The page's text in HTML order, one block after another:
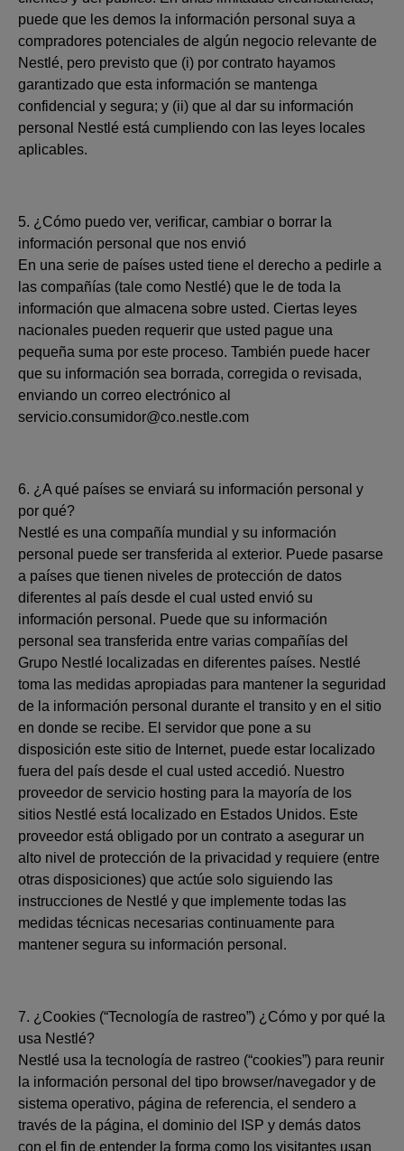
puede que les demos la información personal suya a
compradores potenciales de algún negocio relevante de
Nestlé, pero previsto que (i) por contrato hayamos
garantizado que esta información se mantenga
confidencial y segura; y (ii) que al dar su información
personal Nestlé está cumpliendo con las leyes locales
aplicables.
5. ¿Cómo puedo ver, verificar, cambiar o borrar la
información personal que nos envió
En una serie de países usted tiene el derecho a pedirle a
las compañías (tale como Nestlé) que le de toda la
información que almacena sobre usted. Ciertas leyes
nacionales pueden requerir que usted pague una
pequeña suma por este proceso. También puede hacer
que su información sea borrada, corregida o revisada,
enviando un correo electrónico al
servicio.consumidor@co.nestle.com
6. ¿A qué países se enviará su información personal y
por qué?
Nestlé es una compañía mundial y su información
personal puede ser transferida al exterior. Puede pasarse
a países que tienen niveles de protección de datos
diferentes al país desde el cual usted envió su
información personal. Puede que su información
personal sea transferida entre varias compañías del
Grupo Nestlé localizadas en diferentes países. Nestlé
toma las medidas apropiadas para mantener la seguridad
de la información personal durante el transito y en el sitio
en donde se recibe. El servidor que pone a su
disposición este sitio de Internet, puede estar localizado
fuera del país desde el cual usted accedió. Nuestro
proveedor de servicio hosting para la mayoría de los
sitios Nestlé está localizado en Estados Unidos. Este
proveedor está obligado por un contrato a asegurar un
alto nivel de protección de la privacidad y requiere (entre
otras disposiciones) que actúe solo siguiendo las
instrucciones de Nestlé y que implemente todas las
medidas técnicas necesarias continuamente para
mantener segura su información personal.
7. ¿Cookies (“Tecnología de rastreo”) ¿Cómo y por qué la
usa Nestlé?
Nestlé usa la tecnología de rastreo (“cookies”) para reunir
la información personal del tipo browser/navegador y de
sistema operativo, página de referencia, el sendero a
través de la página, el dominio del ISP y demás datos
con el fin de entender la forma como los visitantes usan